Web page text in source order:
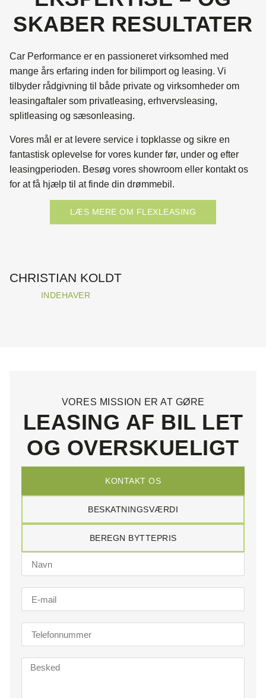
SKABER RESULTATER
Car Performance er en passioneret virksomhed med
mange års erfaring inden for bilimport og leasing. Vi
tilbyder rådgivning til både private og virksomheder om
leasingaftaler som privatleasing, erhvervsleasing,
splitleasing og sæsonleasing.
Vores mål er at levere service i topklasse og sikre en
fantastisk oplevelse for vores kunder før, under og efter
leasingperioden. Besøg vores showroom eller kontakt os
for at få hjælp til at finde din drømmebil.
LÆS MERE OM FLEXLEASING
CHRISTIAN KOLDT
INDEHAVER
VORES MISSION ER AT GØRE
LEASING AF BIL LET
OG OVERSKUELIGT
KONTAKT OS
BESKATNINGSVÆRDI
BEREGN BYTTEPRIS